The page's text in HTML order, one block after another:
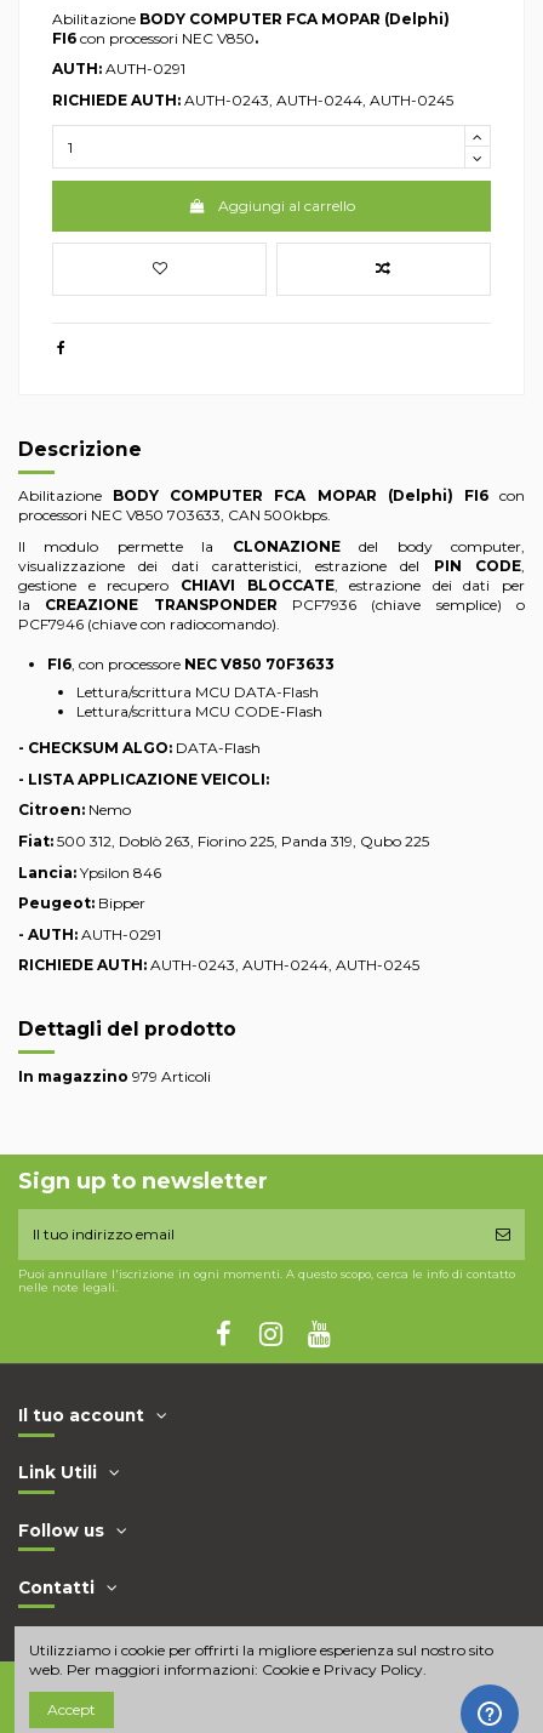
Abilitazione BODY COMPUTER FCA MOPAR (Delphi)
FI6 con processori NEC V850.
AUTH: AUTH-0291
RICHIEDE AUTH: AUTH-0243, AUTH-0244, AUTH-0245
Aggiungi al carrello
Descrizione
Abilitazione BODY COMPUTER FCA MOPAR (Delphi) FI6con
processori NEC V850 703633, CAN 500kbps.
Il modulo permette la CLONAZIONEdel body computer,
visualizzazione dei dati caratteristici, estrazione del PIN CODE
gestione e recupero CHIAVI BLOCCATE, estrazione dei dati per
la CREAZIONE TRANSPONDER PCF7936 (chiave semplice) o
PCF7946 (chiave con radiocomando).
FI6 , con processore NEC V850 70F3633
Lettura/scrittura MCU DATA-Flash
Lettura/scrittura MCU CODE-Flash
- CHECKSUM ALGO: DATA-Flash
- LISTA APPLICAZIONE VEICOLI:
Citroen: Nemo
Fiat: 500 312, Doblò 263, Fiorino 225, Panda 319, Qubo 225
Lancia: Ypsilon 846
Peugeot: Bipper
- AUTH: AUTH-0291
RICHIEDE AUTH: AUTH-0243, AUTH-0244, AUTH-0245
Dettagli del prodotto
In magazzino 979 Articoli
Sign up to newsletter
Puoi annullare l'iscrizione in ogni momenti. A questo scopo, cerca le info di contatto
nelle note legali.
Il tuo account
Link Utili
Follow us
Contatti
Utilizziamo i cookie per offrirti la migliore esperienza sul nostro sito
web. Per maggiori informazioni: Cookie e Privacy Policy.
Accept